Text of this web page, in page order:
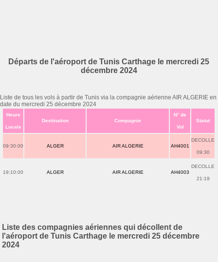
Départs de l'aéroport de Tunis Carthage le mercredi 25
décembre 2024
Liste de tous les vols à partir de Tunis via la compagnie aérienne AIR ALGERIE en
date du mercredi 25 décembre 2024
Heure
Locale
Destination Compagnie
N° de
Vol
Statut
09:30:00 ALGER AIR ALGERIE AH4001
DECOLLE
09:30
19:10:00 ALGER AIR ALGERIE AH4003
DECOLLE
21:19
Liste des compagnies aériennes qui décollent de
l'aéroport de Tunis Carthage le mercredi 25 décembre
2024